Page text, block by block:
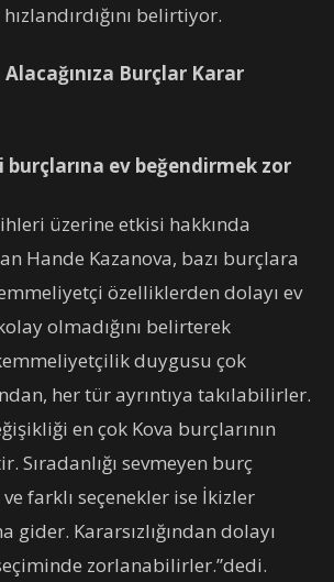
belirtiyor.
Alacağınıza Burçlar Karar
burçlarına ev beğendirmek zor
üzerine etkisi hakkında
Hande Kazanova, bazı burçlara
özelliklerden dolayı ev
olmadığını belirterek
duygusu çok
her tür ayrıntıya takılabilirler.
en çok Kova burçlarının
Sıradanlığı sevmeyen burç
ve farklı seçenekler ise İkizler
gider. Kararsızlığından dolayı
zorlanabilirler.”dedi.